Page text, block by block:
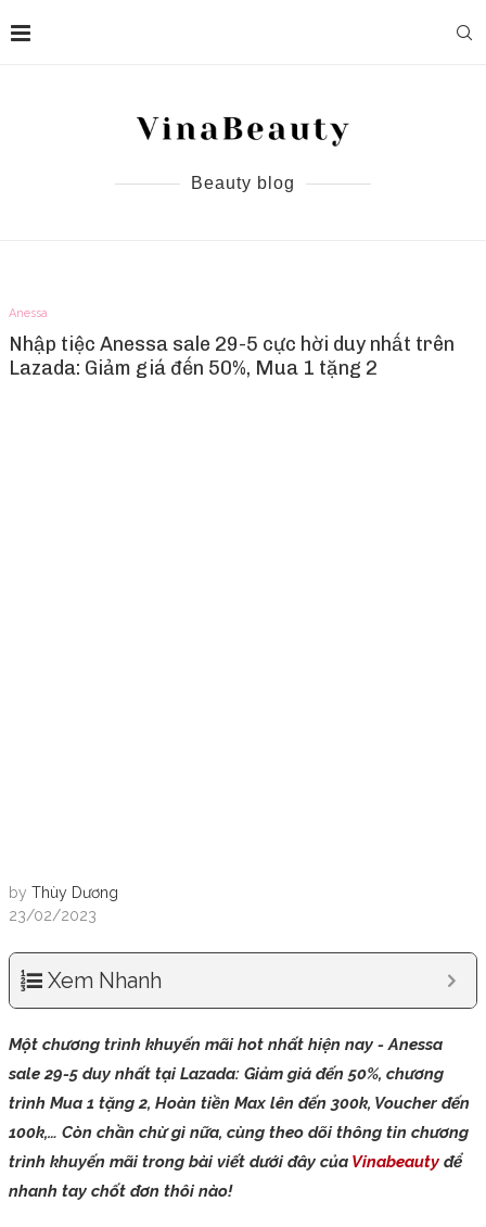
Beauty blog
Anessa
Nhập tiệc Anessa sale 29-5 cực hời duy nhất trên
Lazada: Giảm giá đến 50%, Mua 1 tặng 2
by Thùy Dương
23/02/2023
Xem Nhanh
Một chương trình khuyến mãi hot nhất hiện nay - Anessa
sale 29-5 duy nhất tại Lazada: Giảm giá đến 50%, chương
trình Mua 1 tặng 2, Hoàn tiền Max lên đến 300k, Voucher đến
100k,… Còn chần chừ gì nữa, cùng theo dõi thông tin chương
trình khuyến mãi trong bài viết dưới đây của Vinabeauty để
nhanh tay chốt đơn thôi nào!